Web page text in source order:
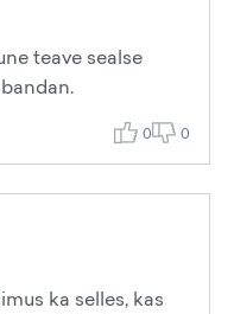
teave sealse
0 0
ka selles, kas